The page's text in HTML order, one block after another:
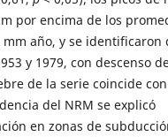
por encima de los
año, y se identificaron
y 1979, con descenso
de la serie coincide con
del NRM se explicó
en zonas de